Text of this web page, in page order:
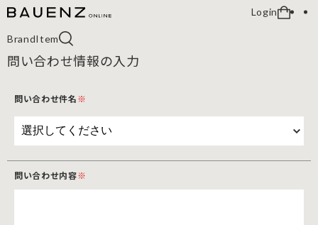
Login
BrandItem
問い合わせ情報の入力
問い合わせ件名※
問い合わせ内容※